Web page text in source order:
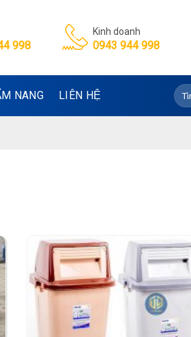
998
Kinh doanh
0943 944 998
NANG LIÊN HỆ
Tìm
kiếm: